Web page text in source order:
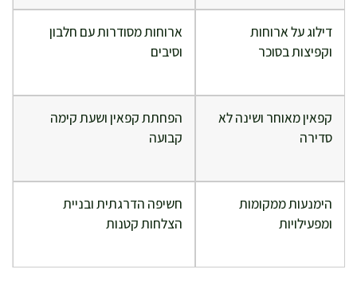
דילוג על ארוחות
וקפיצות בסוכר
ארוחות מסודרות עם חלבון
וסיבים
קפאין מאוחר ושינה לא
סדירה
הפחתת קפאין ושעת קימה
קבועה
הימנעות ממקומות
ומפעילויות
חשיפה הדרגתית ובניית
הצלחות קטנות